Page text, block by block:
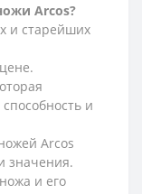
Arcos?
и старейших
и
Arcos
значения.
и его